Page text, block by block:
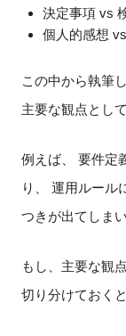
決定事項 vs
個人的感想
この中から執筆
主要な観点とし
例えば、 要件定
り、 運用ルール
つきが出てしまい
もし、主要な観
切り分けておく